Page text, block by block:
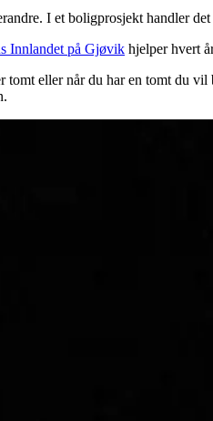
I et boligprosjekt handler
Innlandet på Gjøvik hjelper hvert
tomt eller når du har en tomt du